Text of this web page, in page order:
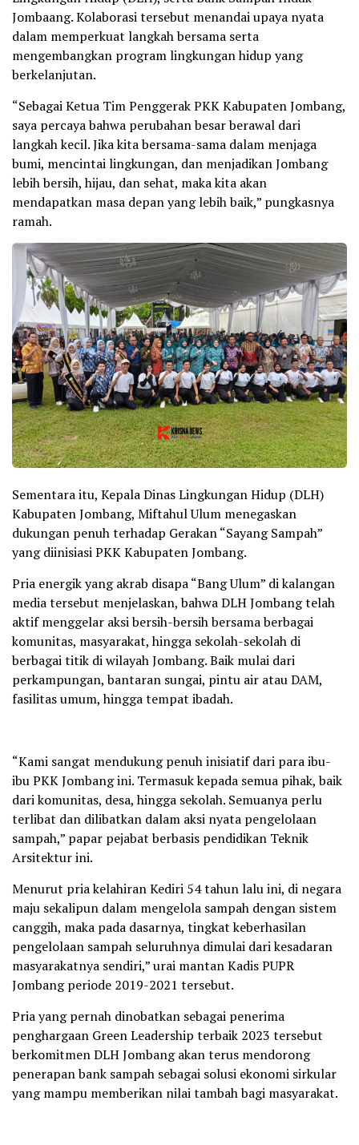
Jombaang. Kolaborasi tersebut menandai upaya nyata
dalam memperkuat langkah bersama serta
mengembangkan program lingkungan hidup yang
berkelanjutan.
“Sebagai Ketua Tim Penggerak PKK Kabupaten Jombang,
saya percaya bahwa perubahan besar berawal dari
langkah kecil. Jika kita bersama-sama dalam menjaga
bumi, mencintai lingkungan, dan menjadikan Jombang
lebih bersih, hijau, dan sehat, maka kita akan
mendapatkan masa depan yang lebih baik,” pungkasnya
ramah.
Sementara itu, Kepala Dinas Lingkungan Hidup (DLH)
Kabupaten Jombang, Miftahul Ulum menegaskan
dukungan penuh terhadap Gerakan “Sayang Sampah”
yang diinisiasi PKK Kabupaten Jombang.
Pria energik yang akrab disapa “Bang Ulum” di kalangan
media tersebut menjelaskan, bahwa DLH Jombang telah
aktif menggelar aksi bersih-bersih bersama berbagai
komunitas, masyarakat, hingga sekolah-sekolah di
berbagai titik di wilayah Jombang. Baik mulai dari
perkampungan, bantaran sungai, pintu air atau DAM,
fasilitas umum, hingga tempat ibadah.
“Kami sangat mendukung penuh inisiatif dari para ibu-
ibu PKK Jombang ini. Termasuk kepada semua pihak, baik
dari komunitas, desa, hingga sekolah. Semuanya perlu
terlibat dan dilibatkan dalam aksi nyata pengelolaan
sampah,” papar pejabat berbasis pendidikan Teknik
Arsitektur ini.
Menurut pria kelahiran Kediri 54 tahun lalu ini, di negara
maju sekalipun dalam mengelola sampah dengan sistem
canggih, maka pada dasarnya, tingkat keberhasilan
pengelolaan sampah seluruhnya dimulai dari kesadaran
masyarakatnya sendiri,” urai mantan Kadis PUPR
Jombang periode 2019-2021 tersebut.
Pria yang pernah dinobatkan sebagai penerima
penghargaan Green Leadership terbaik 2023 tersebut
berkomitmen DLH Jombang akan terus mendorong
penerapan bank sampah sebagai solusi ekonomi sirkular
yang mampu memberikan nilai tambah bagi masyarakat.